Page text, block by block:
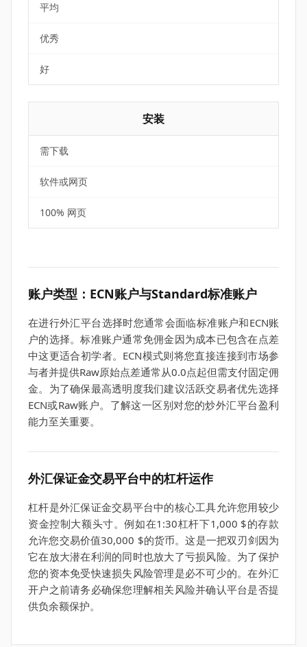
平均
优秀
好
安装
需下载
软件或网页
100% 网页
账户类型：ECN账户与Standard标准账户
在进行外汇平台选择时您通常会面临标准账户和ECN账
户的选择。标准账户通常免佣金因为成本已包含在点差
中这更适合初学者。ECN模式则将您直接连接到市场参
与者并提供Raw原始点差通常从0.0点起但需支付固定佣
金。为了确保最高透明度我们建议活跃交易者优先选择
ECN或Raw账户。了解这一区别对您的炒外汇平台盈利
能力至关重要。
外汇保证金交易平台中的杠杆运作
杠杆是外汇保证金交易平台中的核心工具允许您用较少
资金控制大额头寸。例如在1:30杠杆下1,000 $的存款
允许您交易价值30,000 $的货币。这是一把双刃剑因为
它在放大潜在利润的同时也放大了亏损风险。为了保护
您的资本免受快速损失风险管理是必不可少的。在外汇
开户之前请务必确保您理解相关风险并确认平台是否提
供负余额保护。